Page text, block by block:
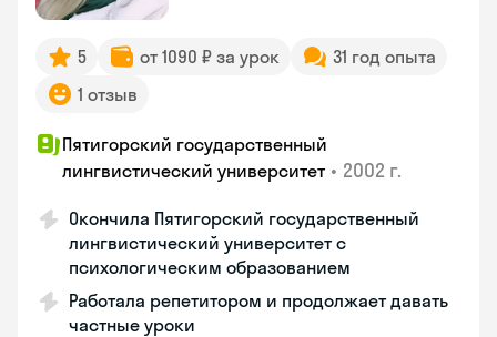
5 от 1090 ₽ за урок
31 год опыта
1 отзыв
Пятигорский государственный
лингвистический университет • 2002 г.
Окончила Пятигорский государственный
лингвистический университет с
психологическим образованием
Работала репетитором и продолжает давать
частные уроки